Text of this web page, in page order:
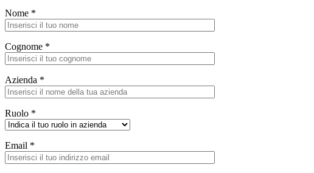
Nome *
Cognome *
Azienda *
Ruolo *
Email *